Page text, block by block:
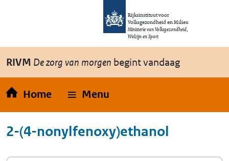
Overslaan en naar de inhoud gaan
Rijksinstituut voor
Volksgezondheid en Milieu
Ministerie van Volksgezondheid,
Welzijn en Sport
RIVM De zorg van morgen begint vandaag
Home Menu
2-(4-nonylfenoxy)ethanol